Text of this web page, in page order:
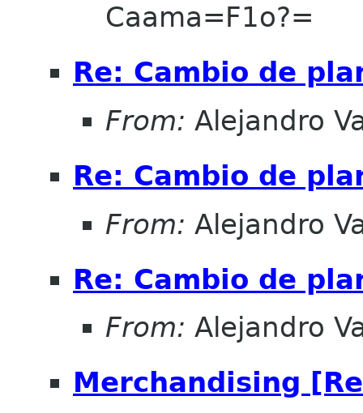
Caama=F1o?=
Re: Cambio de
From: Alejandro
Re: Cambio de
From: Alejandro
Re: Cambio de
From: Alejandro
Merchandising